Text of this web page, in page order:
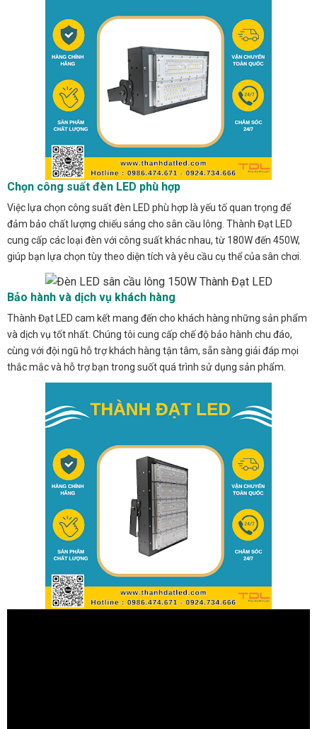
Chọn công suất đèn LED phù hợp
Việc lựa chọn công suất đèn LED phù hợp là yếu tố quan trọng để
đảm bảo chất lượng chiếu sáng cho sân cầu lông. Thành Đạt LED
cung cấp các loại đèn với công suất khác nhau, từ 180W đến 450W,
giúp bạn lựa chọn tùy theo diện tích và yêu cầu cụ thể của sân chơi.
Bảo hành và dịch vụ khách hàng
Thành Đạt LED cam kết mang đến cho khách hàng những sản phẩm
và dịch vụ tốt nhất. Chúng tôi cung cấp chế độ bảo hành chu đáo,
cùng với đội ngũ hỗ trợ khách hàng tận tâm, sẵn sàng giải đáp mọi
thắc mắc và hỗ trợ bạn trong suốt quá trình sử dụng sản phẩm.